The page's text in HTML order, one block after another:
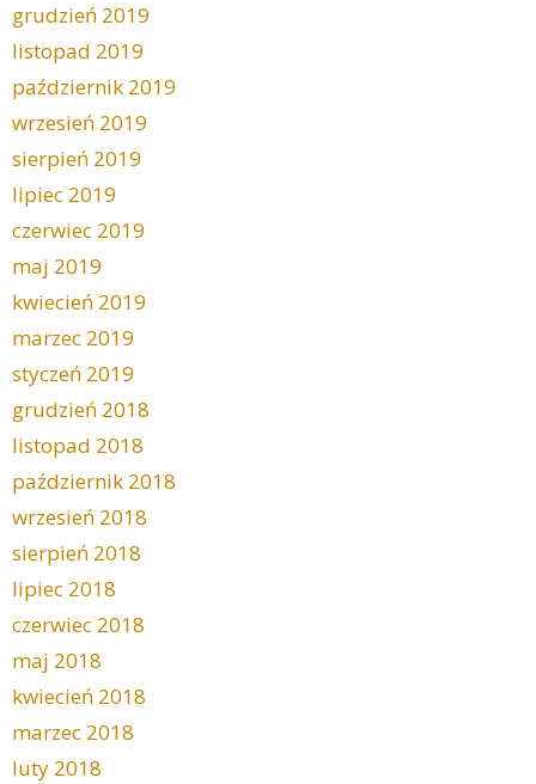
grudzień 2019
listopad 2019
październik 2019
wrzesień 2019
sierpień 2019
lipiec 2019
czerwiec 2019
maj 2019
kwiecień 2019
marzec 2019
styczeń 2019
grudzień 2018
listopad 2018
październik 2018
wrzesień 2018
sierpień 2018
lipiec 2018
czerwiec 2018
maj 2018
kwiecień 2018
marzec 2018
luty 2018